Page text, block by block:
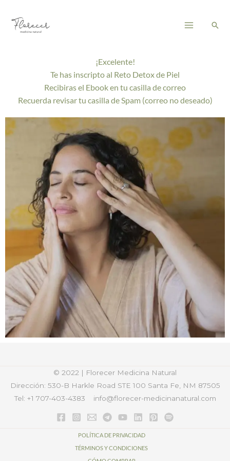
contenido
Menu
¡Excelente!
Te has inscripto al Reto Detox de Piel
Recibiras el Ebook en tu casilla de correo
Recuerda revisar tu casilla de Spam (correo no deseado)
© 2022 | Florecer Medicina Natural
Dirección: 530-B Harkle Road STE 100 Santa Fe, NM 87505
Tel: +1 707-403-4383 info@florecer-medicinanatural.com
POLÍTICA DE PRIVACIDAD
TÉRMINOS Y CONDICIONES